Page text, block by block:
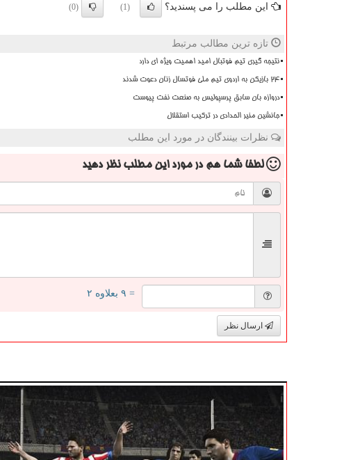
این مطلب را می پسندید؟ (1)
(0)
تازه ترین مطالب مرتبط
نتیجه گیری تیم فوتبال امید اهمیت ویژه ای دارد
۲۴ بازیکن به اردوی تیم ملی فوتسال زنان دعوت شدند
دروازه بان سابق پرسپولیس به صنعت نفت پیوست
جانشین منیر الحدادی در ترکیب استقلال
نظرات بینندگان در مورد این مطلب
لطفا شما همدر مورد این مطلب نظر دهید
= ۹ بعلاوه ۲
ارسال نظر